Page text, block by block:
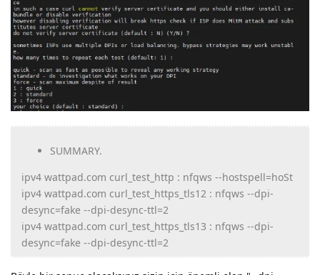
SUMMARY.
ipv4 wattpad.com curl_test_http : nfqws --hostspell=hoSt
ipv4 wattpad.com curl_test_https_tls12 : nfqws --dpi-
desync=fake --dpi-desync-ttl=2
ipv4 wattpad.com curl_test_https_tls13 : nfqws --dpi-
desync=fake --dpi-desync-ttl=2